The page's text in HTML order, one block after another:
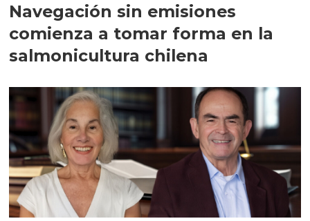
Navegación sin emisiones
comienza a tomar forma en la
salmonicultura chilena